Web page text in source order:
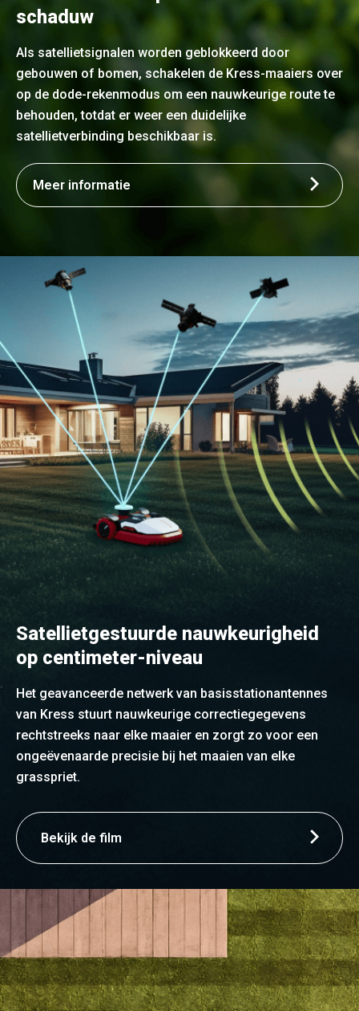
schaduw
Als satellietsignalen worden geblokkeerd door
gebouwen of bomen, schakelen de Kress-maaiers over
op de dode-rekenmodus om een nauwkeurige route te
behouden, totdat er weer een duidelijke
satellietverbinding beschikbaar is.
Meer informatie
Satellietgestuurde nauwkeurigheid
op centimeter-niveau
Het geavanceerde netwerk van basisstationantennes
van Kress stuurt nauwkeurige correctiegegevens
rechtstreeks naar elke maaier en zorgt zo voor een
ongeëvenaarde precisie bij het maaien van elke
grasspriet.
Bekijk de film